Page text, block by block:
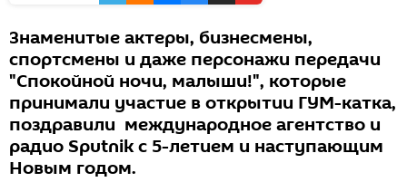
Знаменитые актеры, бизнесмены,
спортсмены и даже персонажи передачи
"Спокойной ночи, малыши!", которые
принимали участие в открытии ГУМ-катка,
поздравили международное агентство и
радио Sputnik с 5-летием и наступающим
Новым годом.